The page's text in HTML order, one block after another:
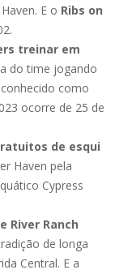
E o Ribs on
treinar em
do time jogando
como
ocorre de 25 de
de esqui
Haven pela
Cypress
River Ranch
de longa
Central. E a